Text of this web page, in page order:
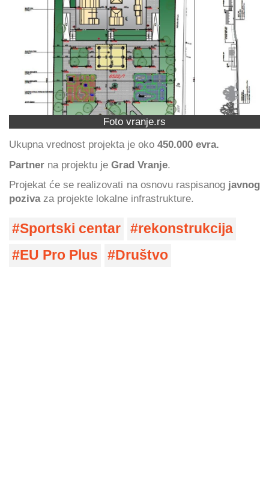
Foto vranje.rs
Ukupna vrednost projekta je oko 450.000 evra.
Partner na projektu je Grad Vranje.
Projekat će se realizovati na osnovu raspisanog javnog
pozivaza projekte lokalne infrastrukture.
Sportski centar
rekonstrukcija
EU Pro Plus
Društvo